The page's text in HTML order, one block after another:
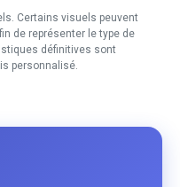
Certains visuels peuvent
de représenter le type de
définitives sont
personnalisé.